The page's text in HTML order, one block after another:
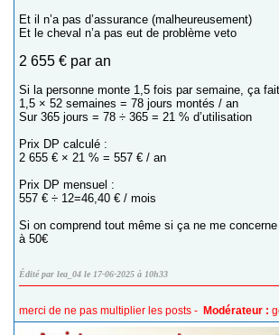
Et il n’a pas d’assurance (malheureusement)
Et le cheval n’a pas eut de problème veto
2 655 € par an
Si la personne monte 1,5 fois par semaine, ça
1,5 × 52 semaines = 78 jours montés / an
Sur 365 jours = 78 ÷ 365 = 21 % d’utilisation
Prix DP calculé :
2 655 € × 21 % = 557 € / an
Prix DP mensuel :
557 € ÷ 12=46,40 € / mois
Si on comprend tout même si ça ne me
à 50€
Édité par lea_04 le 17-06-2025 à 10h33
merci de ne pas multiplier les posts - Modérateur :